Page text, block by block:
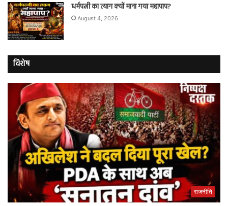
धर्मपत्नी का त्याग क्यों माना गया महापाप?
August 4, 2026
विशेष
राजनीति